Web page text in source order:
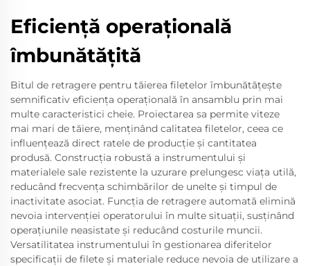
Eficiență operațională
îmbunătățită
Bitul de retragere pentru tăierea filetelor îmbunătățește
semnificativ eficiența operațională în ansamblu prin mai
multe caracteristici cheie. Proiectarea sa permite viteze
mai mari de tăiere, menținând calitatea filetelor, ceea ce
influențează direct ratele de producție și cantitatea
produsă. Construcția robustă a instrumentului și
materialele sale rezistente la uzurare prelungesc viața utilă,
reducând frecvența schimbărilor de unelte și timpul de
inactivitate asociat. Funcția de retragere automată elimină
nevoia intervenției operatorului în multe situații, susținând
operațiunile neasistate și reducând costurile muncii.
Versatilitatea instrumentului în gestionarea diferitelor
specificații de filete și materiale reduce nevoia de utilizare a